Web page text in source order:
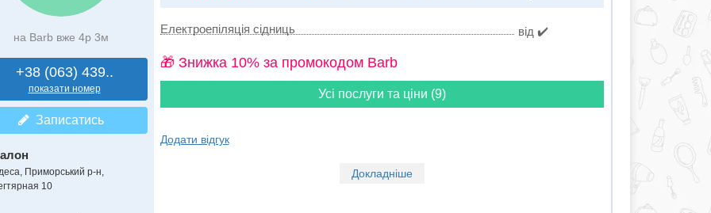
на Barb вже 4р 3м
+38 (063) 439..
показати номер
Записатись
Приморський р-н,
10
Електроепіляція сідниць від ✔️
🎁 Знижка 10% за промокодом Barb
Усі послуги та ціни (9)
Додати відгук
Докладніше